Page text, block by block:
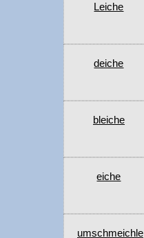
Leiche
deiche
bleiche
eiche
umschmeichle